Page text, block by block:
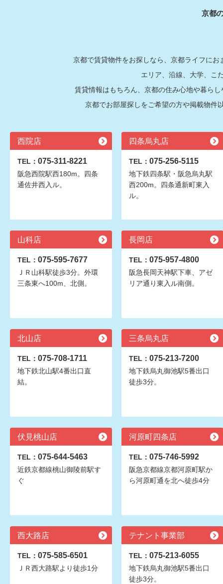
京都
京都で賃貸物件をお探しなら、京都ライフに
エリア、沿線、大学、こ
賃貸情報はもちろん、京都の住み心地や暮ら
京都でお部屋探しをご希望の方や掲載物件
西院店
TEL： 075-311-8221
阪急西院駅西180m。四条
通佐井西入ル。
四条烏丸店
TEL： 075-256-5115
地下鉄四条駅・阪急烏丸駅
西200m。四条通新町東入
ル。
山科店
TEL： 075-595-7677
ＪＲ山科駅徒歩3分。外環
三条東へ100m、北側。
長岡店
TEL： 075-957-4800
阪急長岡天神駅下車、アゼ
リア通り東入ル南側。
北山店
TEL： 075-708-1711
地下鉄北山駅4番出口直
結。
三条烏丸店
TEL： 075-213-7200
地下鉄烏丸御池駅5番出口
徒歩3分。
伏見桃山店
TEL： 075-644-5463
近鉄京都線桃山御陵前駅す
ぐ
河原町四条店
TEL： 075-746-5992
阪急京都線京都河原町駅か
ら河原町通を北へ徒歩4分
西大路店
TEL： 075-585-6501
ＪＲ西大路駅より徒歩1分
テナント事業部
TEL： 075-213-6055
地下鉄烏丸御池駅5番出口
徒歩3分。